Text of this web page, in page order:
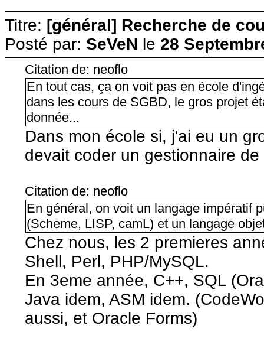
Titre: [général] Recherche de
Posté par: SeVeN le 28
Citation de: neoflo
En tout cas, ça on voit pas en école
dans les cours de SGBD, le gros projet
donnée...
Dans mon école si, j'ai eu un
devait coder un gestionnaire
Citation de: neoflo
En général, on voit un langage impératif
(Scheme, LISP, camL) et un langage
Chez nous, les 2 premieres
Shell, Perl, PHP/MySQL.
En 3eme année, C++, SQL
Java idem, ASM idem.
aussi, et Oracle Forms)